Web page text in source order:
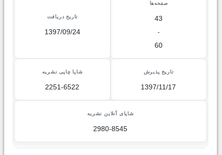
صفحه‌ها
43
-
60
تاریخ دریافت
1397/09/24
تاریخ پذیرش
1397/11/17
شاپا چاپی نشریه
2251-6522
شاپای آنلاین نشریه
2980-8545